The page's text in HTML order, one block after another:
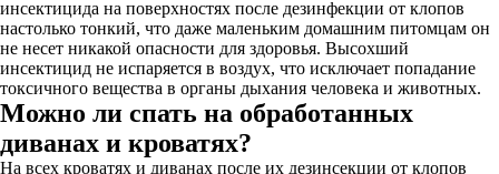
инсектицида на поверхностях после дезинфекции от клопов
настолько тонкий, что даже маленьким домашним питомцам он
не несет никакой опасности для здоровья. Высохший
инсектицид не испаряется в воздух, что исключает попадание
токсичного вещества в органы дыхания человека и животных.
Можно ли спать на обработанных
диванах и кроватях?
На всех кроватях и диванах после их дезинсекции от клопов